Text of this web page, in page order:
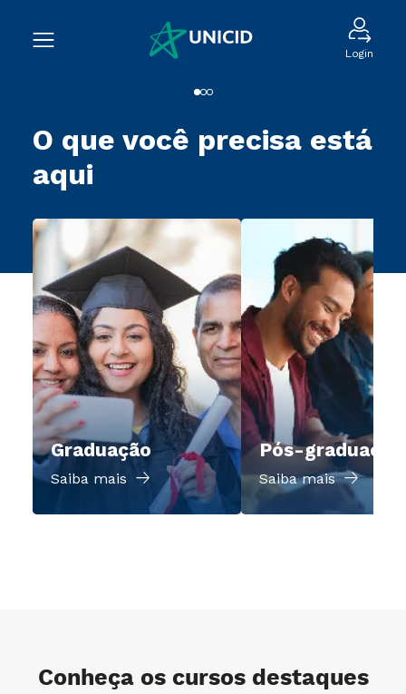
Login
O que você precisa está
aqui
Graduação
Saiba mais
Pós-graduação
Saiba mais
Conheça os cursos destaques